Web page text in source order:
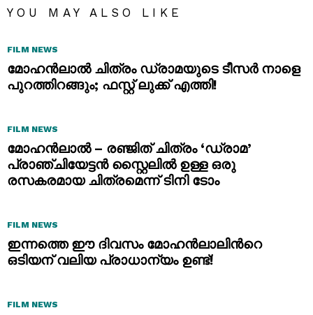
YOU MAY ALSO LIKE
FILM NEWS
മോഹൻലാൽ ചിത്രം ഡ്രാമയുടെ ടീസർ നാളെ
പുറത്തിറങ്ങും; ഫസ്റ്റ് ലുക്ക് എത്തി!
FILM NEWS
മോഹൻലാൽ – രഞ്ജിത് ചിത്രം ‘ഡ്രാമ’
പ്രാഞ്ചിയേട്ടൻ സ്റ്റൈലിൽ ഉള്ള ഒരു
രസകരമായ ചിത്രമെന്ന് ടിനി ടോം
FILM NEWS
ഇന്നത്തെ ഈ ദിവസം മോഹൻലാലിന്‍റെ
ഒടിയന് വലിയ പ്രാധാന്യം ഉണ്ട്!
FILM NEWS